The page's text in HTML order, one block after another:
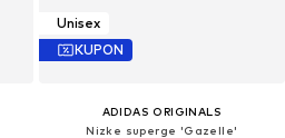
Unisex
KUPON
ADIDAS ORIGINALS
Nizke superge 'Gazelle'